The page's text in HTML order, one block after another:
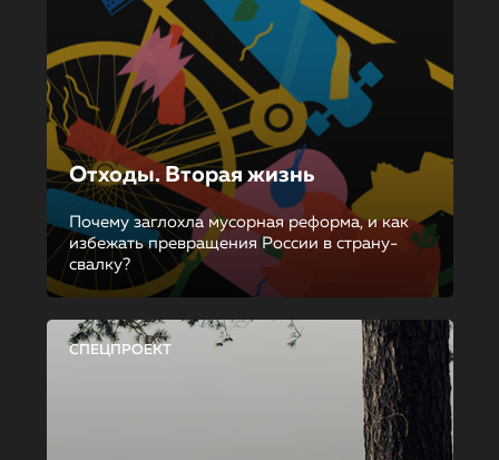
Отходы. Вторая жизнь
Почему заглохла мусорная реформа, и как
избежать превращения России в страну-
свалку?
СПЕЦПРОЕКТ